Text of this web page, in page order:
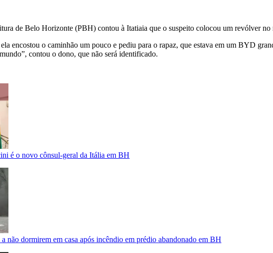
de Belo Horizonte (PBH) contou à Itatiaia que o suspeito colocou um revólver
encostou o caminhão um pouco e pediu para o rapaz, que estava em um BYD
contou o dono, que não será identificado.
é o novo cônsul-geral da Itália em BH
não dormirem em casa após incêndio em prédio abandonado em BH